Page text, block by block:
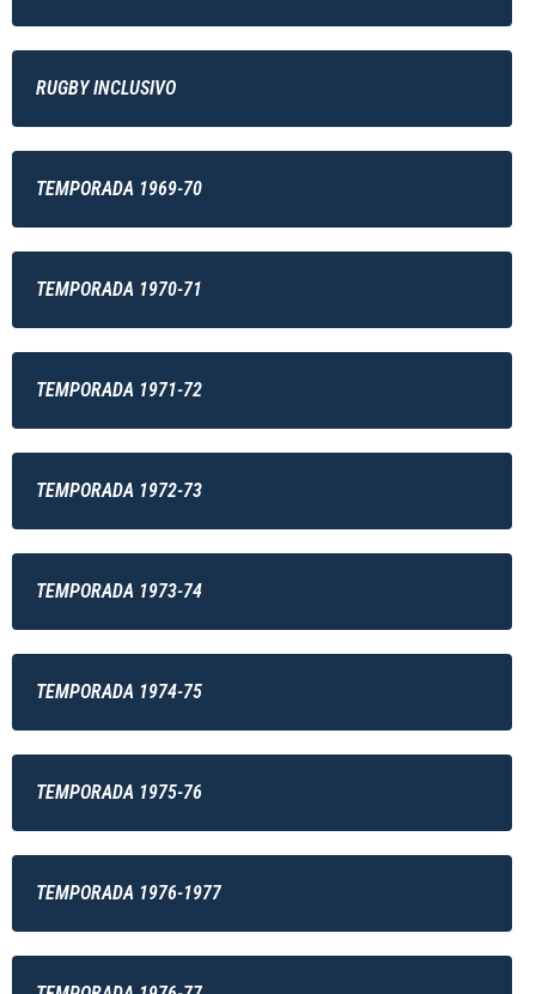
RUGBY INCLUSIVO
TEMPORADA 1969-70
TEMPORADA 1970-71
TEMPORADA 1971-72
TEMPORADA 1972-73
TEMPORADA 1973-74
TEMPORADA 1974-75
TEMPORADA 1975-76
TEMPORADA 1976-1977